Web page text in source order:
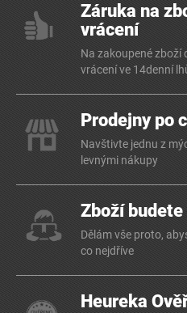
Záruka na
vrácení
Na zakoupené
vrácení ve 14denní
Prodejny po
Navštivte jednu z
levnými nákupy
Zboží
Dělám vše proto,
co nejdříve
Heureka